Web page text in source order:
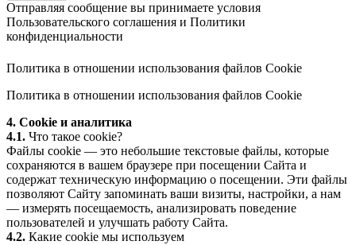
Отправляя сообщение вы принимаете условия
Пользовательского соглашения и Политики
конфиденциальности
Политика в отношении использования файлов Cookie
Политика в отношении использования файлов Cookie
4. Cookie и аналитика
4.1. Что такое cookie?
Файлы cookie — это небольшие текстовые файлы, которые
сохраняются в вашем браузере при посещении Сайта и
содержат техническую информацию о посещении. Эти файлы
позволяют Сайту запоминать ваши визиты, настройки, а нам
— измерять посещаемость, анализировать поведение
пользователей и улучшать работу Сайта.
4.2. Какие cookie мы используем